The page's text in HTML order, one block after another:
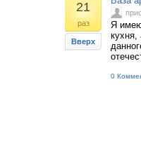
21
раз
Вверх
Я
0